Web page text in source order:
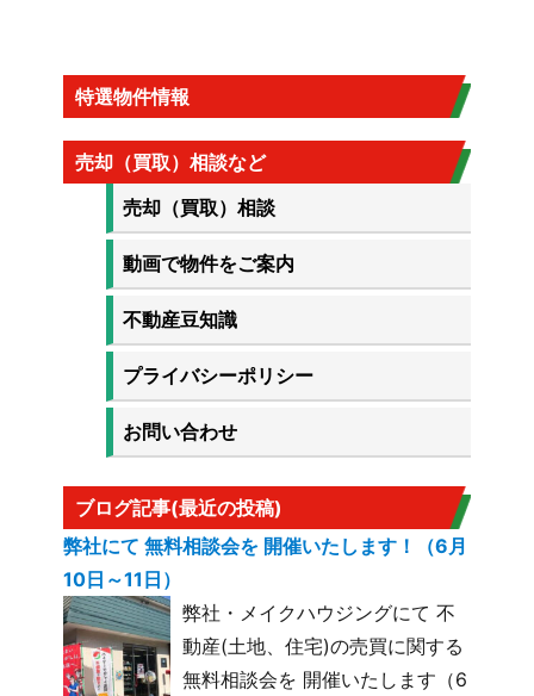
特選物件情報
売却（買取）相談など
売却（買取）相談
動画で物件をご案内
不動産豆知識
プライバシーポリシー
お問い合わせ
ブログ記事(最近の投稿)
弊社にて 無料相談会を 開催いたします！（6月
10日～11日）
弊社・メイクハウジングにて 不
動産(土地、住宅)の売買に関する
無料相談会を 開催いたします（6